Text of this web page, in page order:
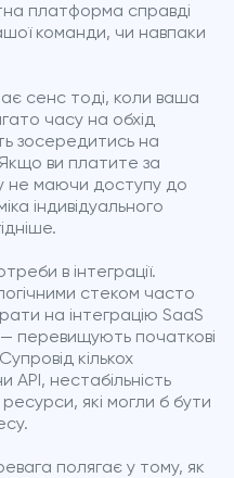
платформа справді
команди, чи навпаки
сенс тоді, коли ваша
часу на обхід
зосередитись на
ви платите за
не маючи доступу до
індивідуального
в інтеграції.
стеком часто
на інтеграцію SaaS
— перевищують початкові
кількох
API, нестабільність
які могли б бути
полягає у тому, як